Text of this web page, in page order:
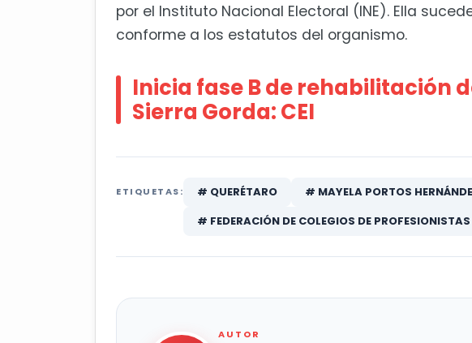
por el Instituto Nacional Electoral (INE). Ella
conforme a los estatutos del organismo.
Inicia fase B de rehabilitación
Sierra Gorda: CEI
ETIQUETAS: # QUERÉTARO
# MAYELA PORTOS
# FEDERACIÓN DE COLEGIOS DE
AUTOR